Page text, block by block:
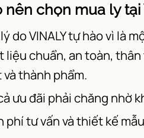
nên chọn mua ly
do VINALY tự hào vì là
liệu chuẩn, an toàn,
thành phẩm.
ưu đãi phải chăng nhờ
phí tư vấn và thiết kế